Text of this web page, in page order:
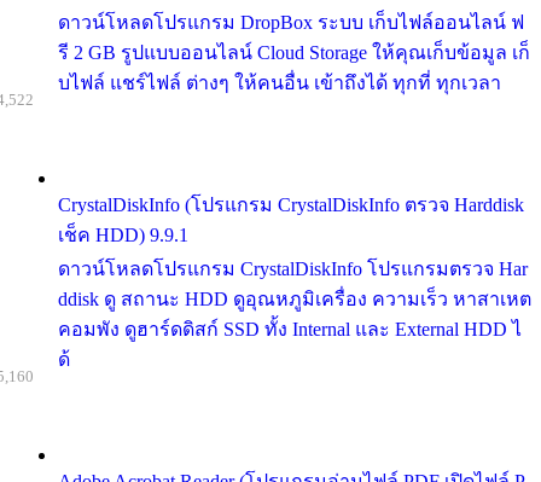
ดาวน์โหลดโปรแกรม DropBox ระบบ เก็บไฟล์ออนไลน์ ฟ
รี 2 GB รูปแบบออนไลน์ Cloud Storage ให้คุณเก็บข้อมูล เก็
บไฟล์ แชร์ไฟล์ ต่างๆ ให้คนอื่น เข้าถึงได้ ทุกที่ ทุกเวลา
CrystalDiskInfo (โปรแกรม CrystalDiskInfo ตรวจ Harddisk
เช็ค HDD) 9.9.1
ดาวน์โหลดโปรแกรม CrystalDiskInfo โปรแกรมตรวจ Har
ddisk ดู สถานะ HDD ดูอุณหภูมิเครื่อง ความเร็ว หาสาเหต
คอมพัง ดูฮาร์ดดิสก์ SSD ทั้ง Internal และ External HDD ไ
ด้